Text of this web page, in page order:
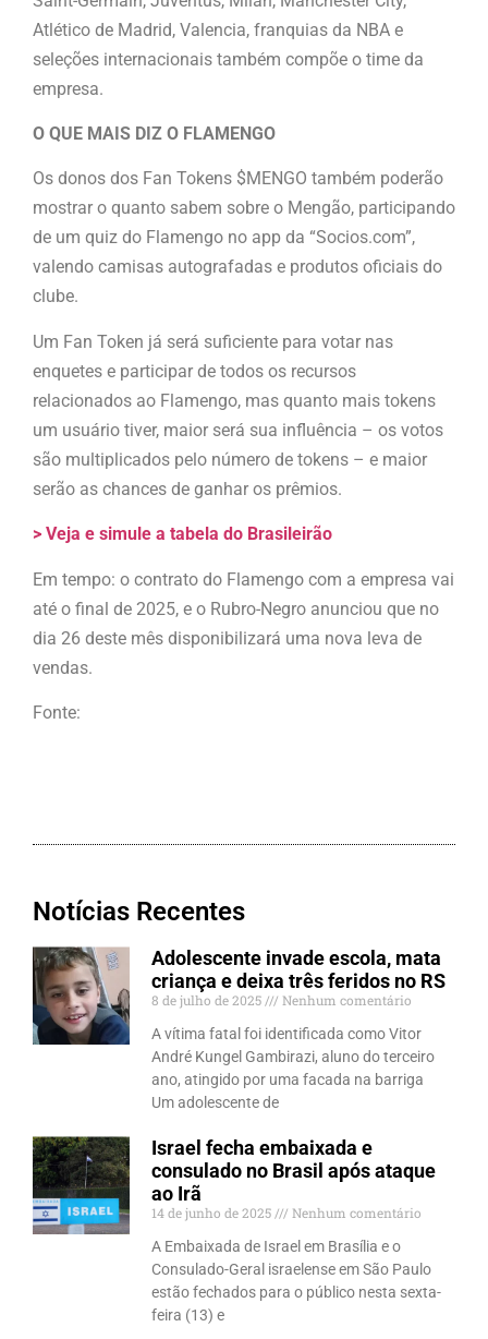
Atlético de Madrid, Valencia, franquias da NBA e
seleções internacionais também compõe o time da
empresa.
O QUE MAIS DIZ O FLAMENGO
Os donos dos Fan Tokens $MENGO também poderão
mostrar o quanto sabem sobre o Mengão, participando
de um quiz do Flamengo no app da “Socios.com”,
valendo camisas autografadas e produtos oficiais do
clube.
Um Fan Token já será suficiente para votar nas
enquetes e participar de todos os recursos
relacionados ao Flamengo, mas quanto mais tokens
um usuário tiver, maior será sua influência – os votos
são multiplicados pelo número de tokens – e maior
serão as chances de ganhar os prêmios.
> Veja e simule a tabela do Brasileirão
Em tempo: o contrato do Flamengo com a empresa vai
até o final de 2025, e o Rubro-Negro anunciou que no
dia 26 deste mês disponibilizará uma nova leva de
vendas.
Fonte:
Notícias Recentes
Adolescente invade escola, mata
criança e deixa três feridos no RS
8 de julho de 2025
Nenhum comentário
A vítima fatal foi identificada como Vitor
André Kungel Gambirazi, aluno do terceiro
ano, atingido por uma facada na barriga
Um adolescente de
Israel fecha embaixada e
consulado no Brasil após ataque
ao Irã
14 de junho de 2025
Nenhum comentário
A Embaixada de Israel em Brasília e o
Consulado-Geral israelense em São Paulo
estão fechados para o público nesta sexta-
feira (13) e